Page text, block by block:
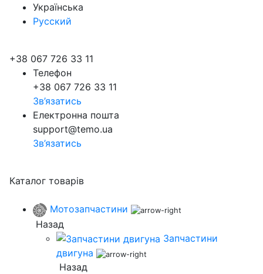
Українська
Русский
+38 067 726 33 11
Телефон
+38 067 726 33 11
Зв’язатись
Електронна пошта
support@temo.ua
Зв’язатись
Каталог товарів
Мотозапчастини
Назад
Запчастини
двигуна
Назад